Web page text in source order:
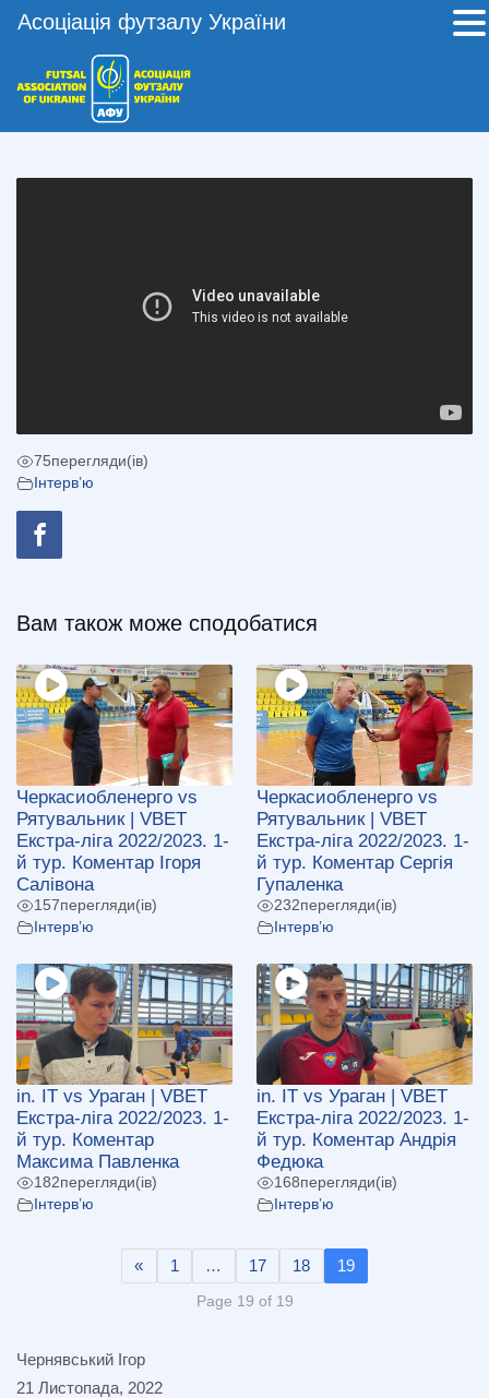
75перегляди(ів)
Інтерв’ю
Вам також може сподобатися
Черкасиобленерго vs
Рятувальник | VBET
Екстра-ліга 2022/2023. 1-
й тур. Коментар Ігоря
Салівона
157перегляди(ів)
Інтерв’ю
Черкасиобленерго vs
Рятувальник | VBET
Екстра-ліга 2022/2023. 1-
й тур. Коментар Сергія
Гупаленка
232перегляди(ів)
Інтерв’ю
in. IT vs Ураган | VBET
Екстра-ліга 2022/2023. 1-
й тур. Коментар
Максима Павленка
182перегляди(ів)
Інтерв’ю
in. IT vs Ураган | VBET
Екстра-ліга 2022/2023. 1-
й тур. Коментар Андрія
Федюка
168перегляди(ів)
Інтерв’ю
« 1 … 17 18 19
Page 19 of 19
Чернявський Ігор
21 Листопада, 2022
Асоціація футзалу України